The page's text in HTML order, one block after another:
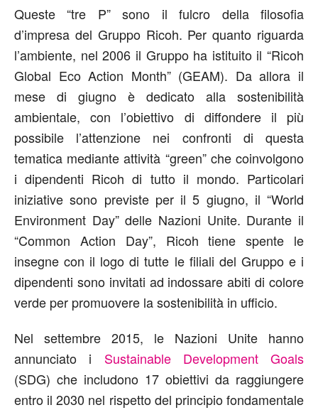
Queste “tre P” sono il fulcro della filosofia
d’impresa del Gruppo Ricoh. Per quanto riguarda
l’ambiente, nel 2006 il Gruppo ha istituito il “Ricoh
Global Eco Action Month” (GEAM). Da allora il
mese di giugno è dedicato alla sostenibilità
ambientale, con l’obiettivo di diffondere il più
possibile l’attenzione nei confronti di questa
tematica mediante attività “green” che coinvolgono
i dipendenti Ricoh di tutto il mondo. Particolari
iniziative sono previste per il 5 giugno, il “World
Environment Day” delle Nazioni Unite. Durante il
“Common Action Day”, Ricoh tiene spente le
insegne con il logo di tutte le filiali del Gruppo e i
dipendenti sono invitati ad indossare abiti di colore
verde per promuovere la sostenibilità in ufficio.
Nel settembre 2015, le Nazioni Unite hanno
annunciato i Sustainable Development Goals
(SDG) che includono 17 obiettivi da raggiungere
entro il 2030 nel rispetto del principio fondamentale